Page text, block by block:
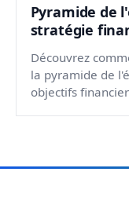
Pyramide de
stratégie
Découvrez
la pyramide de
objectifs